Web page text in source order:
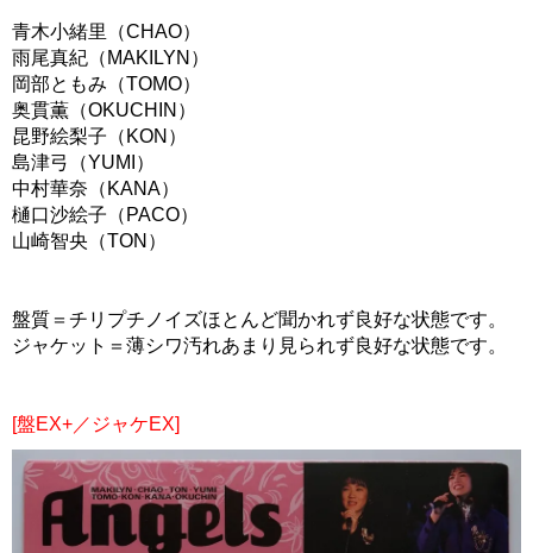
青木小緒里（CHAO）
雨尾真紀（MAKILYN）
岡部ともみ（TOMO）
奥貫薫（OKUCHIN）
昆野絵梨子（KON）
島津弓（YUMI）
中村華奈（KANA）
樋口沙絵子（PACO）
山崎智央（TON）
盤質＝チリプチノイズほとんど聞かれず良好な状態です。
ジャケット＝薄シワ汚れあまり見られず良好な状態です。
[盤EX+／ジャケEX]